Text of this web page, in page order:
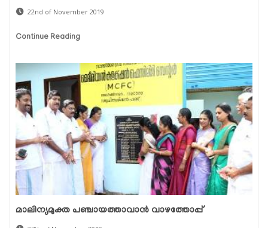
22nd of November 2019
Continue Reading
മാലിന്യമുക്ത പഞ്ചായത്താവാന്‍ വാഴത്തോപ്പ്